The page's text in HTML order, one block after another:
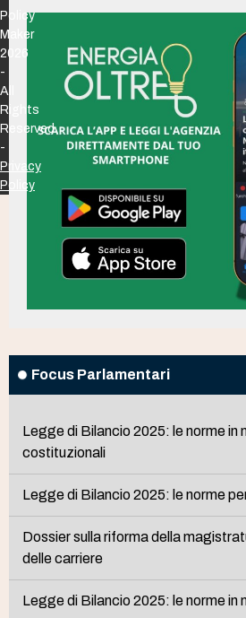
Focus Parlamentari
Legge di Bilancio 2025: le norme in
costituzionali
Legge di Bilancio 2025: le norme
Dossier sulla riforma della
delle carriere
Legge di Bilancio 2025: le norme in
Policy
Maker
2026
-
All
Rights
Reserved
-
Privacy
Policy